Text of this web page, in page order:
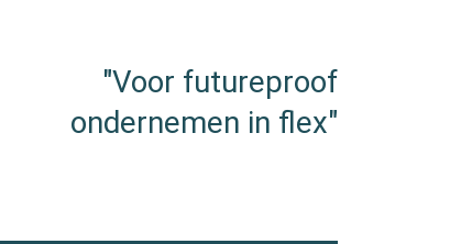
"Voor futureproof
ondernemen in flex"